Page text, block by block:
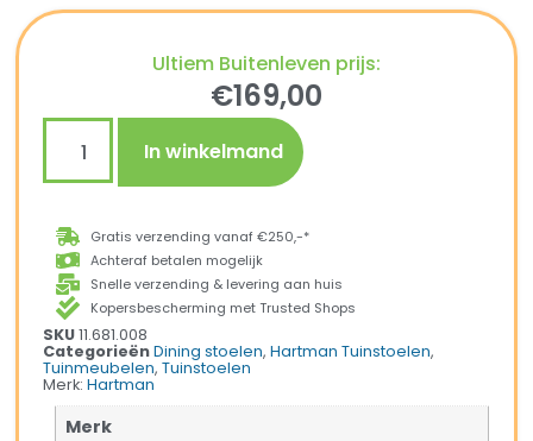
Ultiem Buitenleven prijs:
€169,00
In winkelmand
Gratis verzending vanaf €250,-*
Achteraf betalen mogelijk
Snelle verzending & levering aan huis
Kopersbescherming met Trusted Shops
SKU11.681.008
Categorieën Dining stoelen,Hartman Tuinstoelen,
Tuinmeubelen,Tuinstoelen
Merk:Hartman
Merk